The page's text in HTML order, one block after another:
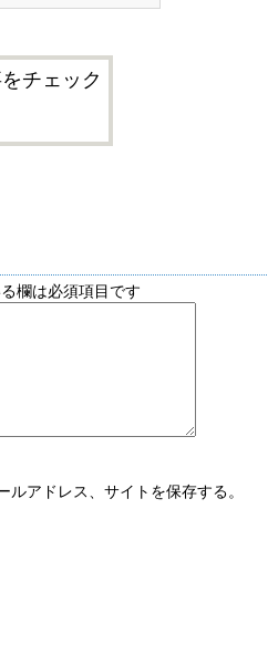
チェック
欄は必須項目です
アドレス、サイトを保存する。